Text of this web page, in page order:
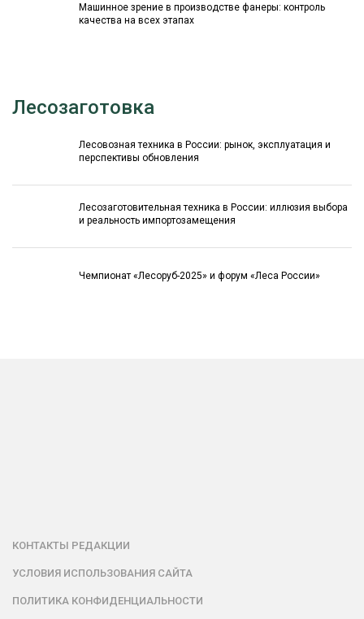
Машинное зрение в производстве фанеры: контроль
качества на всех этапах
Лесозаготовка
Лесовозная техника в России: рынок, эксплуатация и
перспективы обновления
Лесозаготовительная техника в России: иллюзия выбора
и реальность импортозамещения
Чемпионат «Лесоруб-2025» и форум «Леса России»
КОНТАКТЫ РЕДАКЦИИ
УСЛОВИЯ ИСПОЛЬЗОВАНИЯ САЙТА
ПОЛИТИКА КОНФИДЕНЦИАЛЬНОСТИ